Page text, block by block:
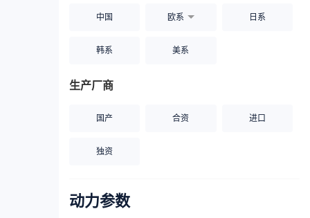
中国 欧系 日系
韩系 美系
生产厂商
国产 合资 进口
独资
动力参数